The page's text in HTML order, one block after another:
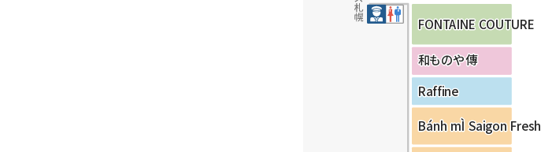
BánhmÌSaigonFresh
BánhmÌSaigonFresh
BánhmÌSaigonFresh
Raffine
Raffine
Raffine
和ものや傳
和ものや傳
和ものや傳
FONTAINECOUTURE
FONTAINECOUTURE
FONTAINECOUTURE